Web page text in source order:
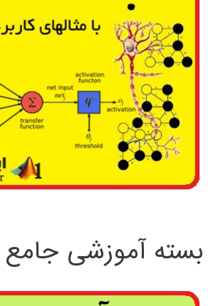
بسته آموزشی جامع